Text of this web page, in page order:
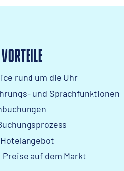
rund um die Uhr
und Sprachfunktionen
auf dem Markt